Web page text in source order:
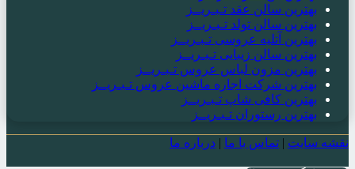
بهترین سالن عقد تـبـریــز
بهترین سالن تولد تـبـریــز
بهترین آتلیه عروسی تـبـریــز
بهترین سالن زیبایی تـبـریــز
بهترین مزون لباس عروس تـبـریــز
بهترین شرکت اجاره ماشین عروس تـبـریــز
بهترین کافی شاپ تـبـریــز
بهترین رستوران تـبـریــز
نقشه سایت | تماس با ما | درباره ما